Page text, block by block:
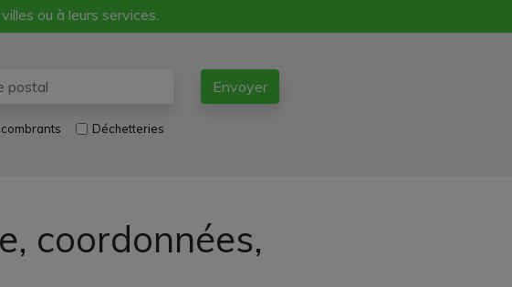
ou à leurs services.
Envoyer
Déchetteries
coordonnées,